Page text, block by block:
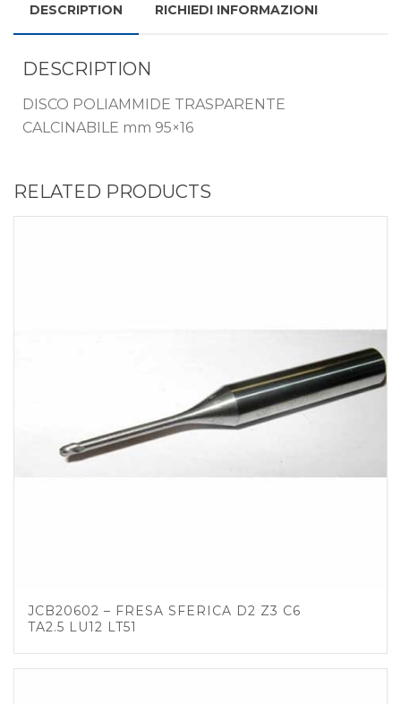
DESCRIPTION RICHIEDI INFORMAZIONI
DESCRIPTION
DISCO POLIAMMIDE TRASPARENTE
CALCINABILE mm 95×16
RELATED PRODUCTS
JCB20602 – FRESA SFERICA D2 Z3 C6
TA2.5 LU12 LT51